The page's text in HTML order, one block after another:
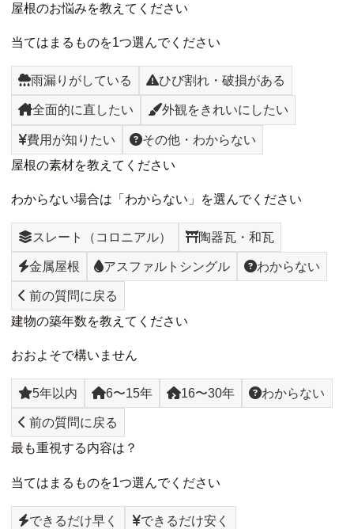
屋根のお悩みを教えてください
当てはまるものを1つ選んでください
雨漏りがしている ひび割れ・破損がある
全面的に直したい 外観をきれいにしたい
費用が知りたい
その他・わからない
屋根の素材を教えてください
わからない場合は「わからない」を選んでください
スレート（コロニアル） 陶器瓦・和瓦
金属屋根 アスファルトシングル わからない
前の質問に戻る
建物の築年数を教えてください
おおよそで構いません
5年以内 6〜15年 16〜30年 わからない
前の質問に戻る
最も重視する内容は？
当てはまるものを1つ選んでください
できるだけ早く できるだけ安く